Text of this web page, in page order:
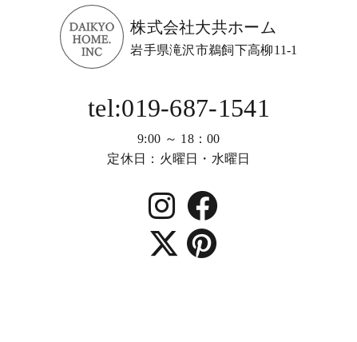
株式会社大共ホーム
岩手県滝沢市鵜飼下高柳11-1
tel:019-687-1541
9:00 ～ 18：00
定休日：火曜日・水曜日